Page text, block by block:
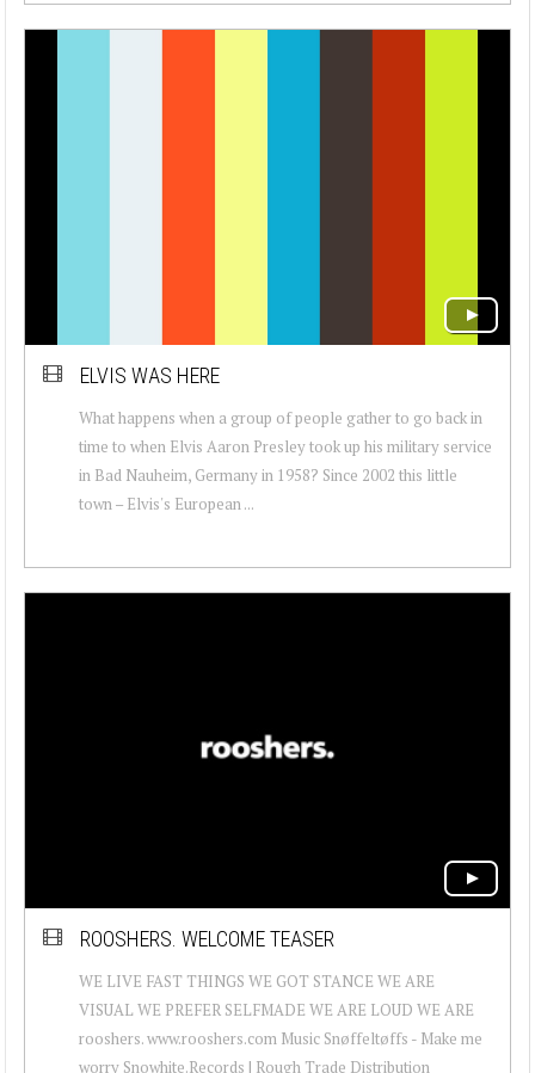
ELVIS WAS HERE
What happens when a group of people gather to go back in
time to when Elvis Aaron Presley took up his military service
in Bad Nauheim, Germany in 1958? Since 2002 this little
town – Elvis's European ...
ROOSHERS. WELCOME TEASER
WE LIVE FAST THINGS WE GOT STANCE WE ARE
VISUAL WE PREFER SELFMADE WE ARE LOUD WE ARE
rooshers. www.rooshers.com Music Snøffeltøffs - Make me
worry Snowhite.Records | Rough Trade Distribution